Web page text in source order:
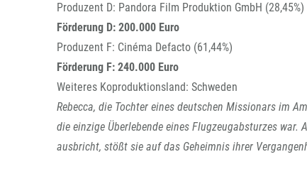
Produzent D: Pandora Film Produktion GmbH (28,45%)
Förderung D: 200.000 Euro
Produzent F: Cinéma Defacto (61,44%)
Förderung F: 240.000 Euro
Weiteres Koproduktionsland: Schweden
Rebecca, die Tochter eines deutschen Missionars im
die einzige Überlebende eines Flugzeugabsturzes
ausbricht, stößt sie auf das Geheimnis ihrer